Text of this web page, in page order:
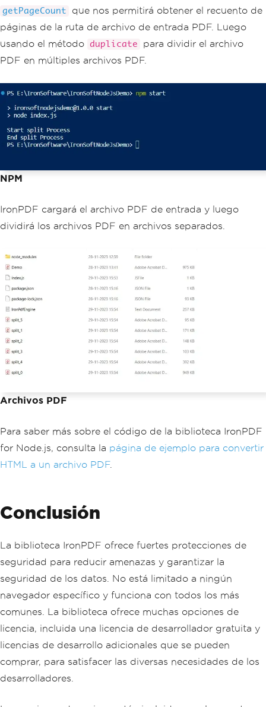
getPageCount
que nos permitirá obtener el recuento de
páginas de la ruta de archivo de entrada PDF. Luego
usando el método duplicate
para dividir el archivo
PDF en múltiples archivos PDF.
NPM
IronPDF cargará el archivo PDF de entrada y luego
dividirá los archivos PDF en archivos separados.
Archivos PDF
Para saber más sobre el código de la biblioteca IronPDF
for Node.js, consulta la página de ejemplo para convertir
HTML a un archivo PDF.
Conclusión
La biblioteca IronPDF ofrece fuertes protecciones de
seguridad para reducir amenazas y garantizar la
seguridad de los datos. No está limitado a ningún
navegador específico y funciona con todos los más
comunes. La biblioteca ofrece muchas opciones de
licencia, incluida una licencia de desarrollador gratuita y
licencias de desarrollo adicionales que se pueden
comprar, para satisfacer las diversas necesidades de los
desarrolladores.